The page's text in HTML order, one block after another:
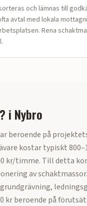
och lämnas till
avtal med lokala
Rena
i Nybro
beroende på
kostar typiskt
kr/timme. Till detta
av schaktmassor.
kr beroende på